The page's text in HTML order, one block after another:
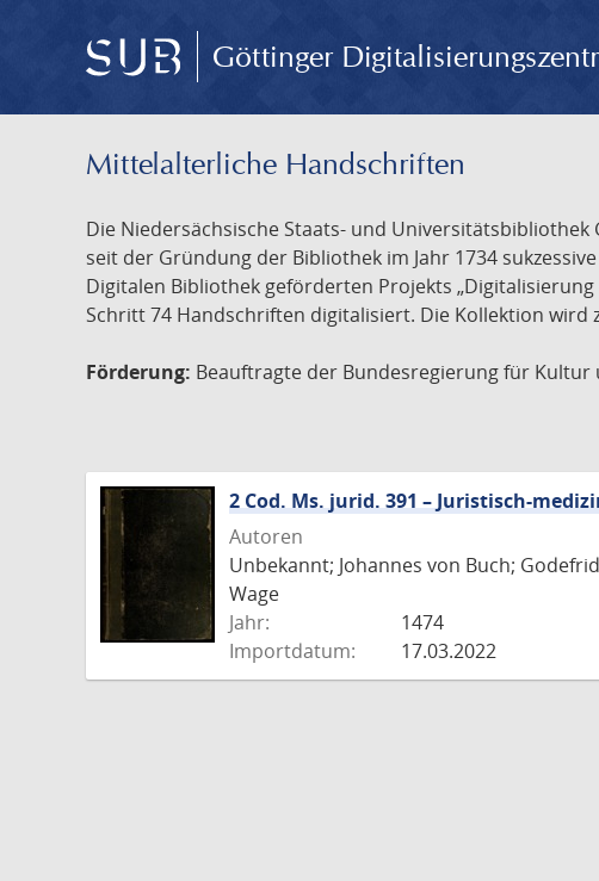
Göttinger
Mittelalterliche Handschriften
Die Niedersächsische Staats- und
seit der Gründung der Bibliothek im Jahr 1734
Digitalen Bibliothek geförderten Projekts
Schritt 74 Handschriften digitalisiert. Die Kollektion
Förderung: Beauftragte der Bundesregierung für
2 Cod. Ms. jurid. 391 – Juristisch-
Autoren
Unbekannt; Johannes von Buch;
Wage
Jahr:
1474
Importdatum:
17.03.2022